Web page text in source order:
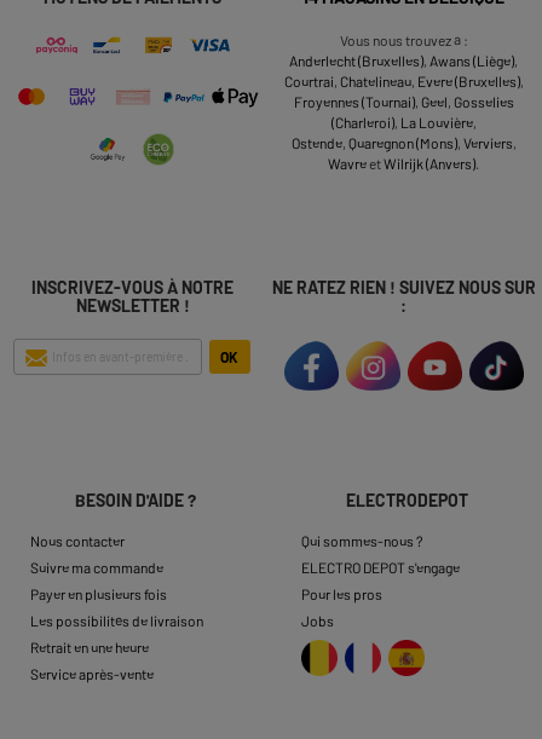
Vous nous trouvez à :
Anderlecht (Bruxelles), Awans (Liège),
Courtrai, Chatelineau, Evere (Bruxelles),
Froyennes (Tournai), Geel, Gosselies
(Charleroi), La Louvière,
Ostende, Quaregnon (Mons), Verviers,
Wavre etWilrijk (Anvers).
INSCRIVEZ-VOUS À NOTRE
NEWSLETTER !
OK
NE RATEZ RIEN ! SUIVEZ NOUS SUR
:
BESOIN D'AIDE ?
Nous contacter
Suivre ma commande
Payer en plusieurs fois
Les possibilités de livraison
Retrait en une heure
Service après-vente
ELECTRODEPOT
Qui sommes-nous ?
ELECTRO DEPOT s'engage
Pour les pros
Jobs